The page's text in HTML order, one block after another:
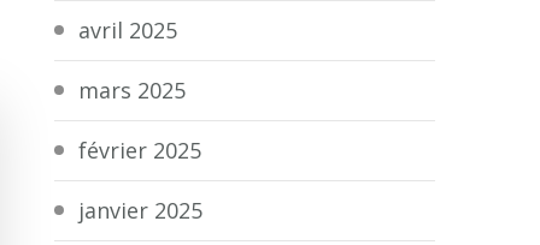
avril 2025
mars 2025
février 2025
janvier 2025